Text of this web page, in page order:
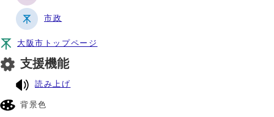
市政
大阪市トップページ
支援機能
読み上げ
背景色